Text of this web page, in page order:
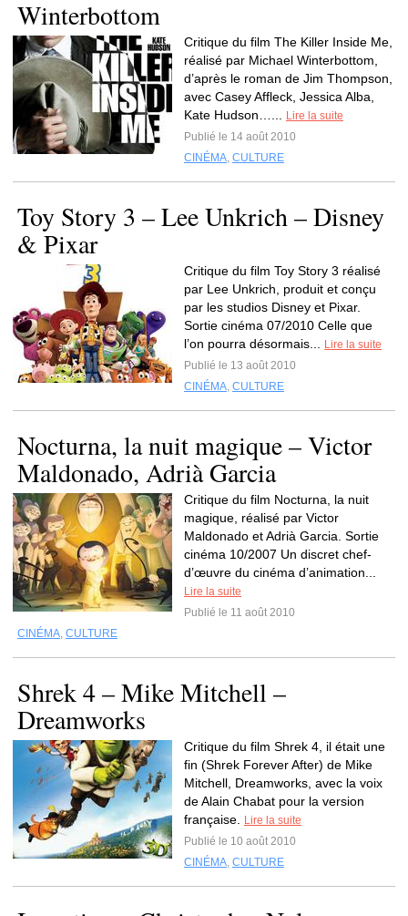
Winterbottom
Critique du film The Killer Inside Me,
réalisé par Michael Winterbottom,
d’après le roman de Jim Thompson,
avec Casey Affleck, Jessica Alba,
Kate Hudson…...
Lire la suite
Publié le 14 août 2010
CINÉMA, CULTURE
Toy Story 3 – Lee Unkrich – Disney
& Pixar
Critique du film Toy Story 3 réalisé
par Lee Unkrich, produit et conçu
par les studios Disney et Pixar.
Sortie cinéma 07/2010 Celle que
l’on pourra désormais...
Lire la suite
Publié le 13 août 2010
CINÉMA, CULTURE
Nocturna, la nuit magique – Victor
Maldonado, Adrià Garcia
Critique du film Nocturna, la nuit
magique, réalisé par Victor
Maldonado et Adrià Garcia. Sortie
cinéma 10/2007 Un discret chef-
d’œuvre du cinéma d’animation...
Lire la suite
Publié le 11 août 2010
CINÉMA, CULTURE
Shrek 4 – Mike Mitchell –
Dreamworks
Critique du film Shrek 4, il était une
fin (Shrek Forever After) de Mike
Mitchell, Dreamworks, avec la voix
de Alain Chabat pour la version
française.
Lire la suite
Publié le 10 août 2010
CINÉMA, CULTURE